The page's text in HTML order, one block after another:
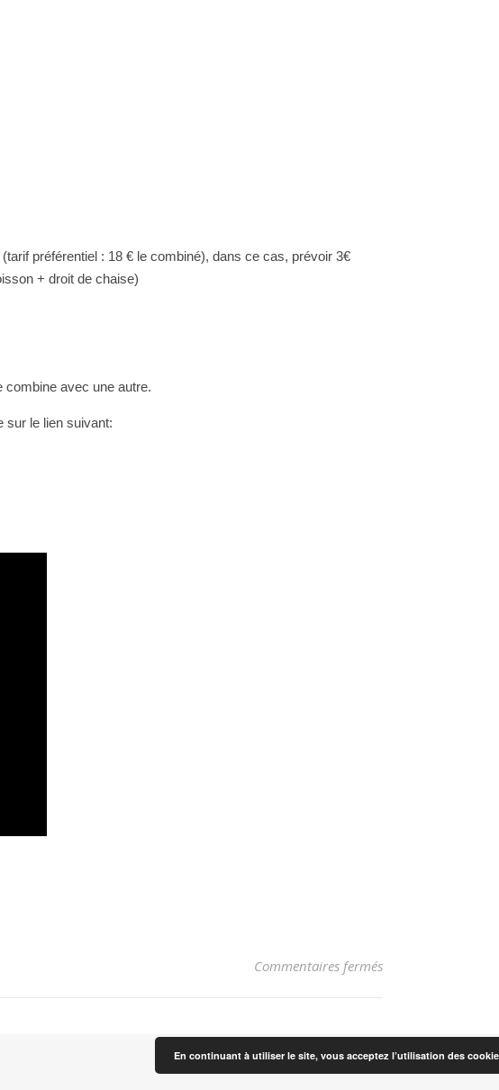
préférentiel : 18 € le combiné), dans ce cas, prévoir 3€
+ droit de chaise)
combine avec une autre.
sur le lien suivant:
Commentaires ferméssur Les grottes de
En continuant à utiliser le site, vous acceptez l’utilisation des